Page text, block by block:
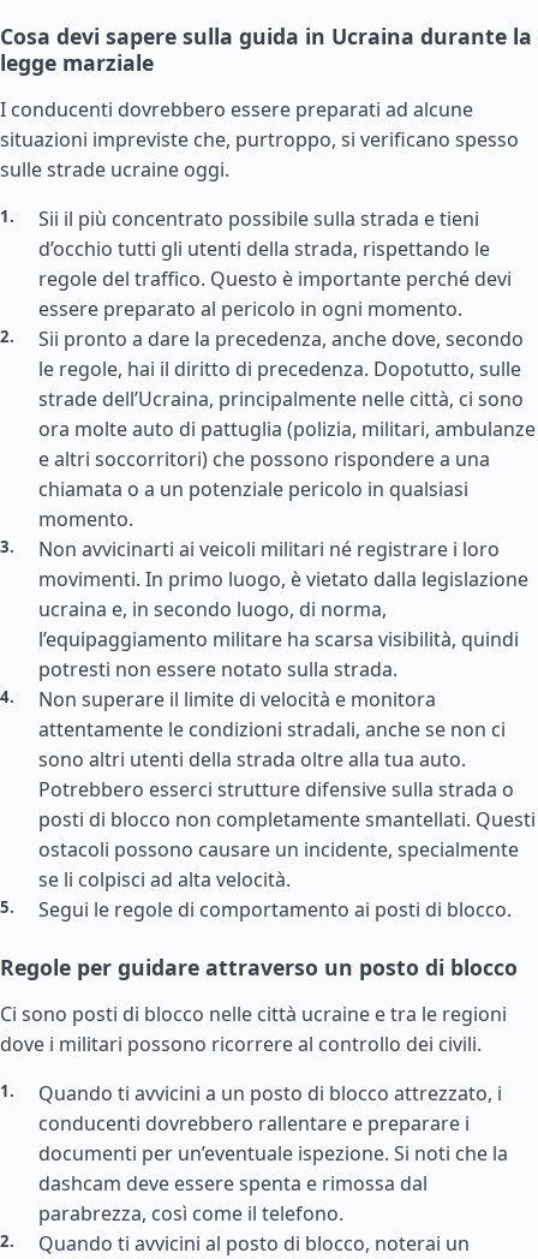
Cosa devi sapere sulla guida in Ucraina durante la
legge marziale
I conducenti dovrebbero essere preparati ad alcune
situazioni impreviste che, purtroppo, si verificano spesso
sulle strade ucraine oggi.
Sii il più concentrato possibile sulla strada e tieni
d’occhio tutti gli utenti della strada, rispettando le
regole del traffico. Questo è importante perché devi
essere preparato al pericolo in ogni momento.
Sii pronto a dare la precedenza, anche dove, secondo
le regole, hai il diritto di precedenza. Dopotutto, sulle
strade dell’Ucraina, principalmente nelle città, ci sono
ora molte auto di pattuglia (polizia, militari, ambulanze
e altri soccorritori) che possono rispondere a una
chiamata o a un potenziale pericolo in qualsiasi
momento.
Non avvicinarti ai veicoli militari né registrare i loro
movimenti. In primo luogo, è vietato dalla legislazione
ucraina e, in secondo luogo, di norma,
l’equipaggiamento militare ha scarsa visibilità, quindi
potresti non essere notato sulla strada.
Non superare il limite di velocità e monitora
attentamente le condizioni stradali, anche se non ci
sono altri utenti della strada oltre alla tua auto.
Potrebbero esserci strutture difensive sulla strada o
posti di blocco non completamente smantellati. Questi
ostacoli possono causare un incidente, specialmente
se li colpisci ad alta velocità.
Segui le regole di comportamento ai posti di blocco.
Regole per guidare attraverso un posto di blocco
Ci sono posti di blocco nelle città ucraine e tra le regioni
dove i militari possono ricorrere al controllo dei civili.
Quando ti avvicini a un posto di blocco attrezzato, i
conducenti dovrebbero rallentare e preparare i
documenti per un’eventuale ispezione. Si noti che la
dashcam deve essere spenta e rimossa dal
parabrezza, così come il telefono.
Quando ti avvicini al posto di blocco, noterai un